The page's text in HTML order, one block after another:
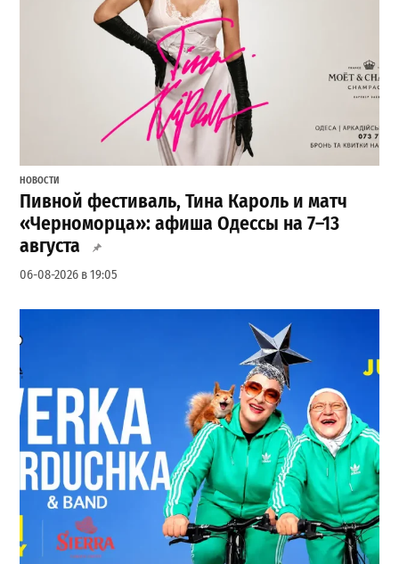
НОВОСТИ
Пивной фестиваль, Тина Кароль и матч
«Черноморца»: афиша Одессы на 7–13
августа
06-08-2026 в 19:05